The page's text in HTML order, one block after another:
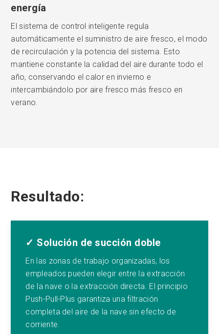
energía
El sistema de control inteligente regula
automáticamente el suministro de aire fresco, el modo
de recirculación y la potencia del sistema. Esto
mantiene constante la calidad del aire durante todo el
año, conservando el calor en invierno e
intercambiándolo por aire fresco más fresco en
verano.
Resultado:
✓ Solución de succión doble
En las zonas de trabajo organizadas, los
empleados pueden elegir entre la extracción
de la nave o la extracción directa. El principio
Push-Pull-Plus garantiza una filtración
completa del aire de la nave sin efecto de
corriente.